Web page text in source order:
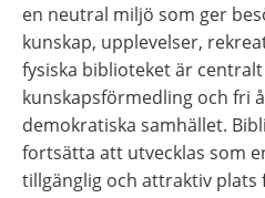
en neutral miljö som ger
kunskap, upplevelser,
fysiska biblioteket är
kunskapsförmedling och fri
demokratiska samhället.
fortsätta att utvecklas som
tillgänglig och attraktiv plats